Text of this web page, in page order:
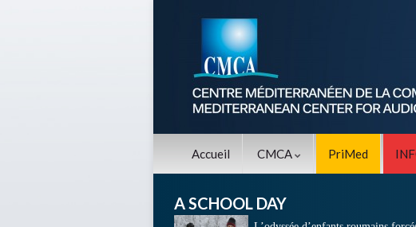
Accueil CMCA PriMed
A SCHOOL DAY